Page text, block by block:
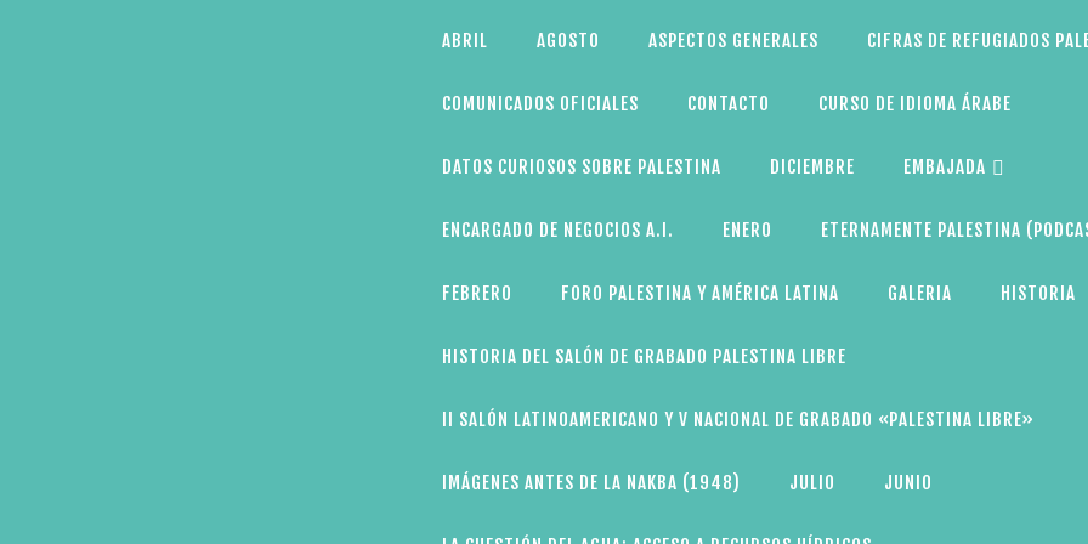
ABRIL AGOSTO ASPECTOS GENERALES CIFRAS DE REFUGIADOS
COMUNICADOS OFICIALES CONTACTO CURSO DE IDIOMA ÁRABE
DATOS CURIOSOS SOBRE PALESTINA DICIEMBRE EMBAJADA
ENCARGADO DE NEGOCIOS A.I. ENERO ETERNAMENTE PALESTINA
FEBRERO FORO PALESTINA Y AMÉRICA LATINA GALERIA HISTORIA
HISTORIA DEL SALÓN DE GRABADO PALESTINA LIBRE
II SALÓN LATINOAMERICANO Y V NACIONAL DE GRABADO «PALESTINA LIBRE»
IMÁGENES ANTES DE LA NAKBA (1948) JULIO JUNIO